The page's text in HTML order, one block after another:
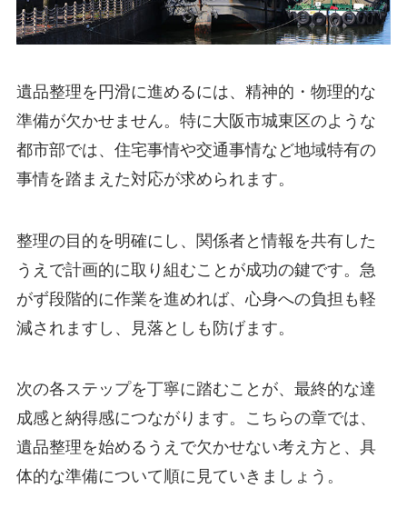
遺品整理を円滑に進めるには、精神的・物理的な
準備が欠かせません。特に大阪市城東区のような
都市部では、住宅事情や交通事情など地域特有の
事情を踏まえた対応が求められます。
整理の目的を明確にし、関係者と情報を共有した
うえで計画的に取り組むことが成功の鍵です。急
がず段階的に作業を進めれば、心身への負担も軽
減されますし、見落としも防げます。
次の各ステップを丁寧に踏むことが、最終的な達
成感と納得感につながります。こちらの章では、
遺品整理を始めるうえで欠かせない考え方と、具
体的な準備について順に見ていきましょう。